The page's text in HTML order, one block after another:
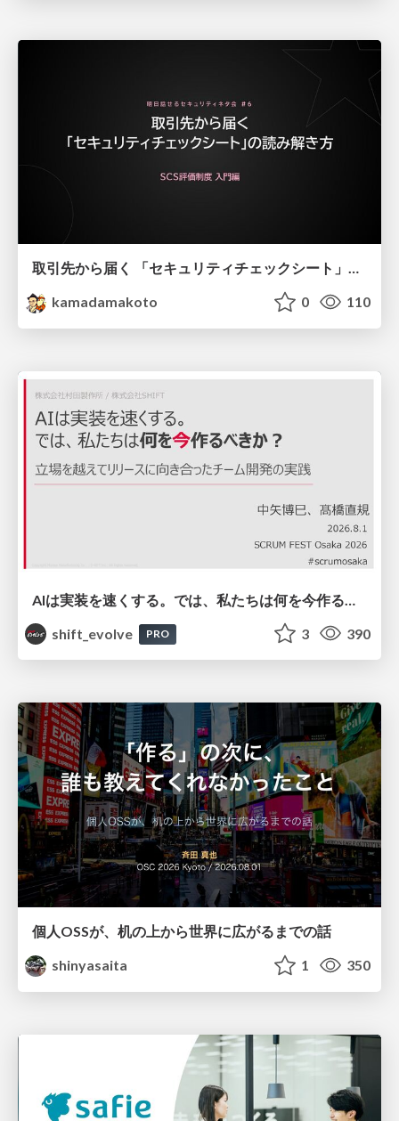
取引先から届く 「セキュリティチェックシート」の読み解き方
kamadamakoto
0 110
shift_evolve
PRO 3 390
個人OSSが、机の上から世界に広がるまでの話
shinyasaita
1 350